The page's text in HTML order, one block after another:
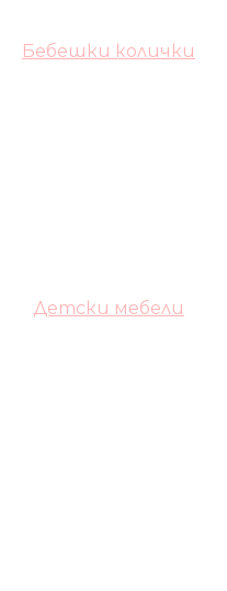
Бебешки колички
Детски мебели